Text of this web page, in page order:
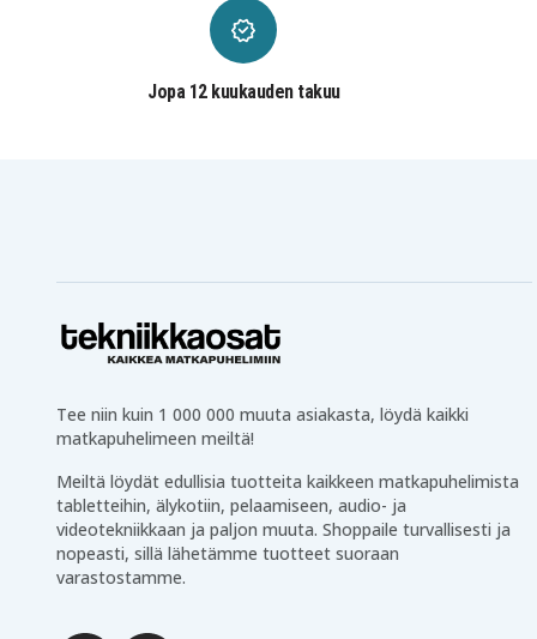
Jopa 12 kuukauden takuu
Tee niin kuin 1 000 000 muuta asiakasta, löydä kaikki
matkapuhelimeen meiltä!
Meiltä löydät edullisia tuotteita kaikkeen matkapuhelimista
tabletteihin, älykotiin, pelaamiseen, audio- ja
videotekniikkaan ja paljon muuta. Shoppaile turvallisesti ja
nopeasti, sillä lähetämme tuotteet suoraan
varastostamme.